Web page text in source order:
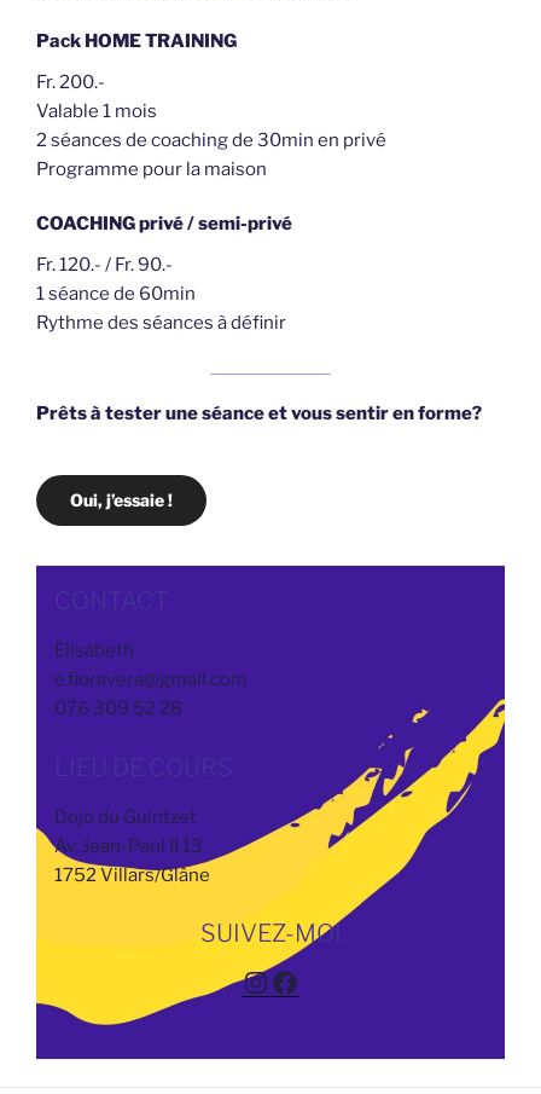
Pack HOME TRAINING
Fr. 200.-
Valable 1 mois
2 séances de coaching de 30min en privé
Programme pour la maison
COACHING privé / semi-privé
Fr. 120.- / Fr. 90.-
1 séance de 60min
Rythme des séances à définir
Prêts à tester une séance et vous sentir en forme?
Oui, j’essaie !
CONTACT
Elisabeth
e.fioravera@gmail.com
076 309 52 28
LIEU DE COURS
Dojo du Guintzet
Av. Jean-Paul II 13
1752 Villars/Glâne
SUIVEZ-MOI
Instagram
Facebook